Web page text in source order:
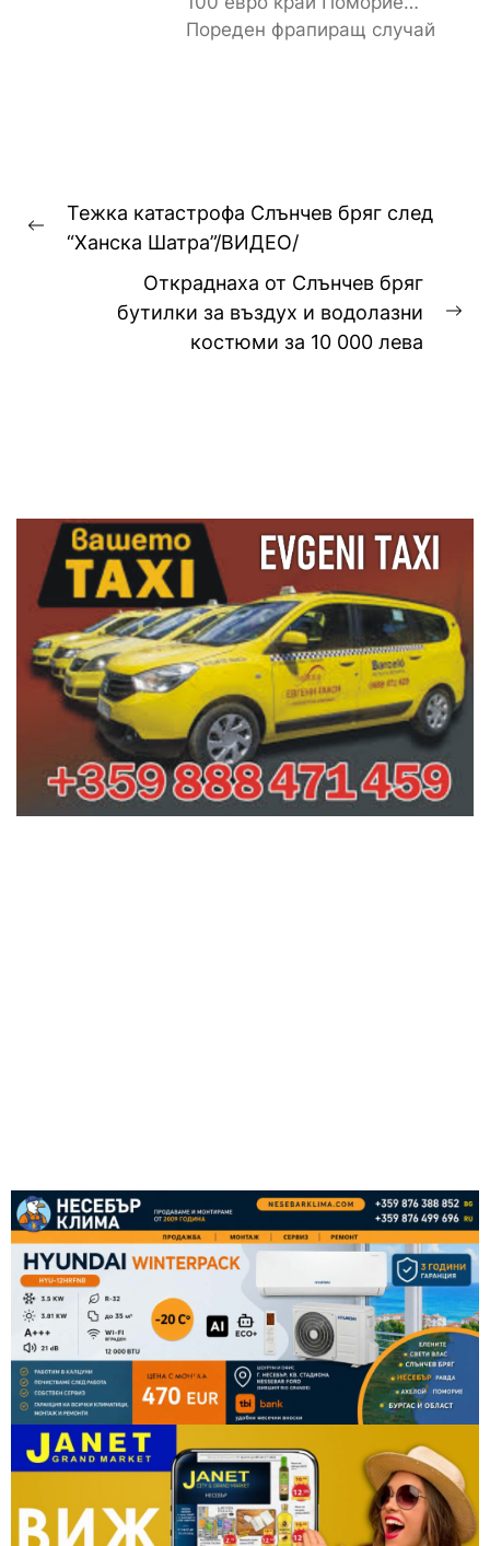
Пореден фрапиращ случай
Навигация
Previous
Тежка катастрофа Слънчев бряг след
“Ханска Шатра”/ВИДЕО/
Откраднаха от Слънчев бряг
бутилки за въздух и водолазни
костюми за 10 000 лева